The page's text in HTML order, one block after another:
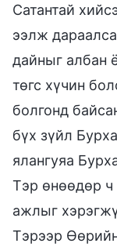
Сатантай
ээлж
дайныг албан
төгс хүчин
болгонд
бүх зүйл
ялангуяа
Тэр өнөөдөр
ажлыг
Тэрээр